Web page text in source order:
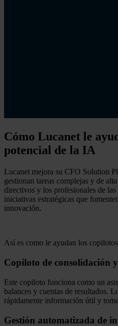
Cómo Lucanet le
potencial de la IA
Lucanet mejora su CFO Solution
gestionan tareas complejas y de
directivos y los profesionales de las
iniciativas estratégicas que
innovación.
Así es como le ayudan los
Copiloto de consolidación
Este copiloto funciona como un
balances y cuentas de resultados.
rápidamente información útil y
Gestión automatizada de